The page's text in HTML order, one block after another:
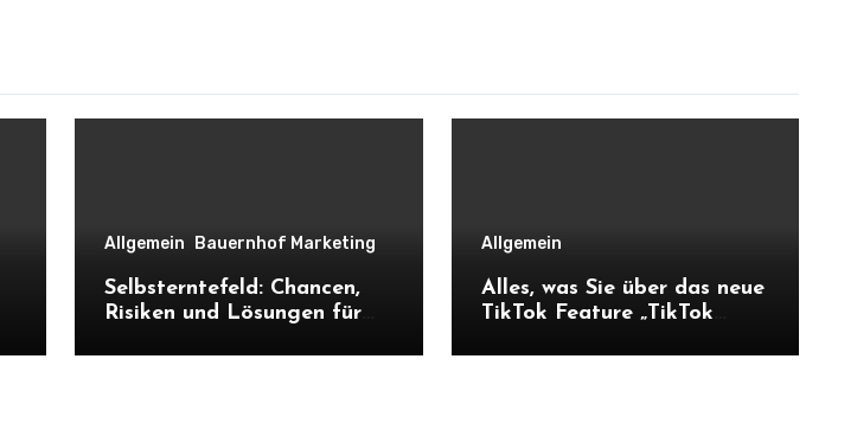
Allgemein Bauernhof Marketing
Selbsterntefeld: Chancen,
Risiken und Lösungen für
Allgemein
Alles, was Sie über das neue
TikTok Feature „TikTok
Chancen für Unternehmen